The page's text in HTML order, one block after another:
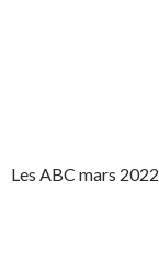
Les ABC mars 2022